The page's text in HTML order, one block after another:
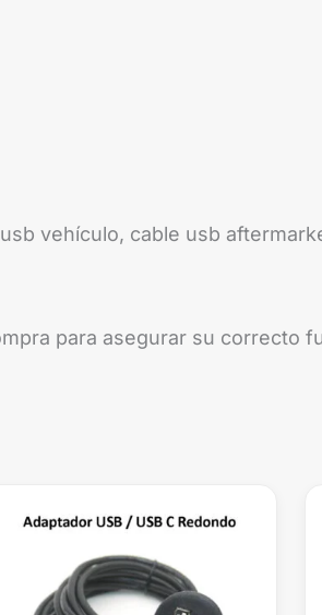
vehículo, cable usb
para asegurar su correcto